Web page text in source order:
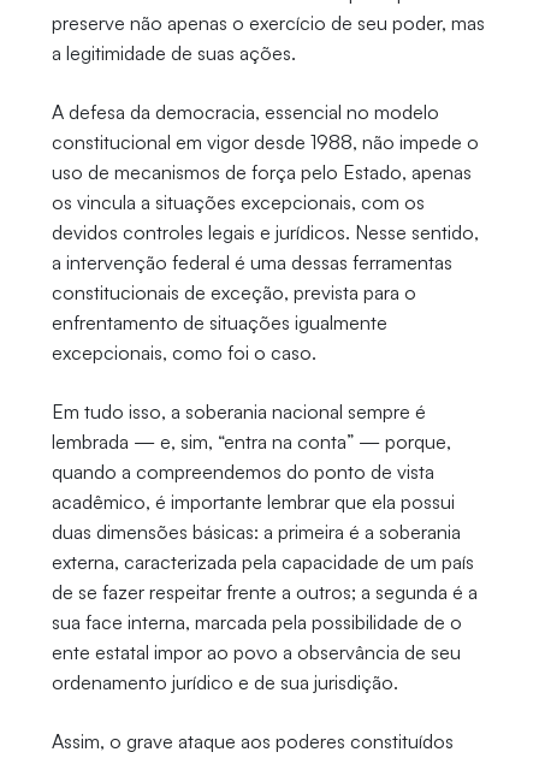
preserve não apenas o exercício de seu poder, mas
a legitimidade de suas ações.
A defesa da democracia, essencial no modelo
constitucional em vigor desde 1988, não impede o
uso de mecanismos de força pelo Estado, apenas
os vincula a situações excepcionais, com os
devidos controles legais e jurídicos. Nesse sentido,
a intervenção federal é uma dessas ferramentas
constitucionais de exceção, prevista para o
enfrentamento de situações igualmente
excepcionais, como foi o caso.
Em tudo isso, a soberania nacional sempre é
lembrada — e, sim, “entra na conta” — porque,
quando a compreendemos do ponto de vista
acadêmico, é importante lembrar que ela possui
duas dimensões básicas: a primeira é a soberania
externa, caracterizada pela capacidade de um país
de se fazer respeitar frente a outros; a segunda é a
sua face interna, marcada pela possibilidade de o
ente estatal impor ao povo a observância de seu
ordenamento jurídico e de sua jurisdição.
Assim, o grave ataque aos poderes constituídos